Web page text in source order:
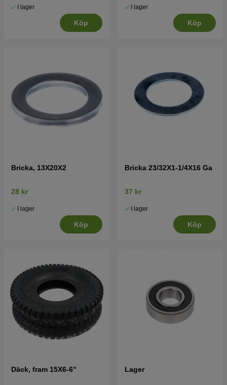
I lager
Köp
I lager
Köp
Bricka, 13X20X2
28 kr
I lager
Köp
Bricka 23/32X1-1/4X16 Ga
37 kr
I lager
Köp
Däck, fram 15X6-6" Lager